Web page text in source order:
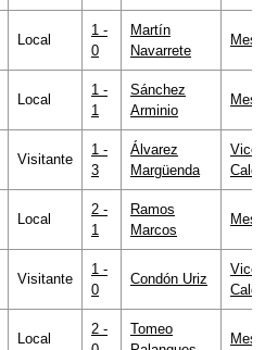
Local
1 -
0
Martín
Navarrete
Local
1 -
1
Sánchez
Arminio
Visitante
1 -
3
Álvarez
Margüenda
Local
2 -
1
Ramos
Marcos
Visitante
1 -
0
Condón Uriz
Local
2 -
Tomeo